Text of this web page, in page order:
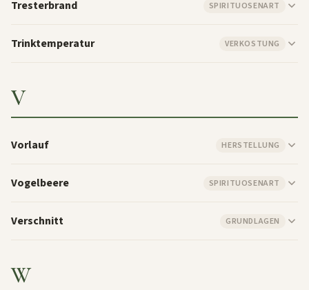
Tresterbrand SPIRITUOSENART
Trinktemperatur VERKOSTUNG
V
Vorlauf HERSTELLUNG
Vogelbeere SPIRITUOSENART
Verschnitt GRUNDLAGEN
W